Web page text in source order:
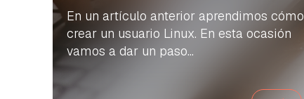
En un artículo anterior aprendimos cómo
crear un usuario Linux. En esta ocasión
vamos a dar un paso...